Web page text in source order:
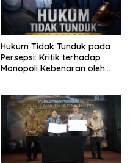
Hukum Tidak Tunduk pada
Persepsi: Kritik terhadap
Monopoli Kebenaran oleh